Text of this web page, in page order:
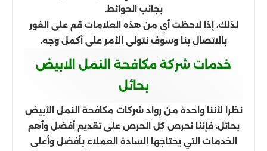
بجانب الحوائط.
لذلك، إذا لاحظت أي من هذه العلامات قم على الفور
بالاتصال بنا وسوف نتولى الأمر على أكمل وجه.
خدمات شركة مكافحة النمل الابيض
بحائل
نظرا لأننا واحدة من رواد شركات مكافحة النمل الأبيض
بحائل، فإننا نحرص كل الحرص على تقديم أفضل وأهم
الخدمات التي يحتاجها السادة العملاء بأفضل وأعلى